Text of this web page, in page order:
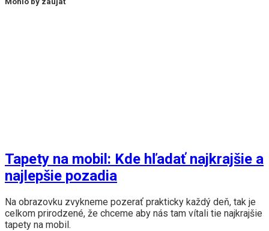
Tapety na mobil: Kde hľadať najkrajšie a
najlepšie pozadia
Na obrazovku zvykneme pozerať prakticky každý deň, tak je
celkom prirodzené, že chceme aby nás tam vítali tie najkrajšie
tapety na mobil.